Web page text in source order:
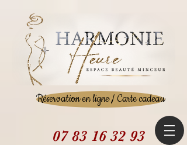
Réservation en ligne / Carte cadeau
07 83 16 32 93